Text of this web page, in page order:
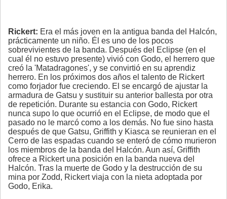
Rickert: Era el más joven en la antigua banda del Halcón,
prácticamente un niño. Él es uno de los pocos
sobrevivientes de la banda. Después del Eclipse (en el
cual él no estuvo presente) vivió con Godo, el herrero que
creó la 'Matadragones', y se convirtió en su aprendiz
herrero. En los próximos dos años el talento de Rickert
como forjador fue creciendo. El se encargó de ajustar la
armadura de Gatsu y sustituir su anterior ballesta por otra
de repetición. Durante su estancia con Godo, Rickert
nunca supo lo que ocurrió en el Eclipse, de modo que el
pasado no le marcó como a los demás. No fue sino hasta
después de que Gatsu, Griffith y Kiasca se reunieran en el
Cerro de las espadas cuando se enteró de cómo murieron
los miembros de la banda del Halcón. Aun así, Griffith
ofrece a Rickert una posición en la banda nueva del
Halcón. Tras la muerte de Godo y la destrucción de su
mina por Zodd, Rickert viaja con la nieta adoptada por
Godo, Erika.